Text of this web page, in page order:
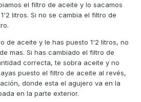
el filtro de aceite y lo sacamos
litros. Si no se cambia el filtro de
de aceite y le has puesto 1'2 litros, no
mas. Si has cambiado el filtro de
correcta, te sobra aceite y no
puesto el filtro de aceite al revés,
donde esta el agujero va en la
en la parte exterior.